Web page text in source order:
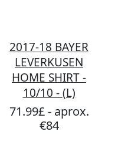
2017-18 BAYER
LEVERKUSEN
HOME SHIRT -
10/10 - (L)
71.99£ - aprox.
€84